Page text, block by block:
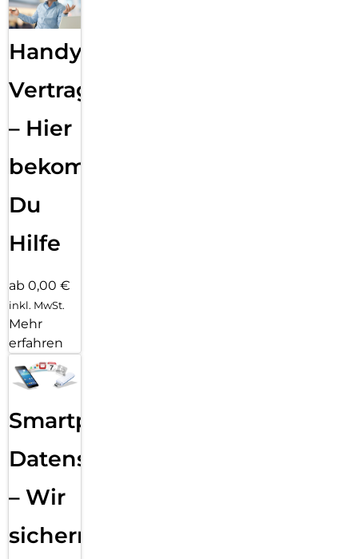
Handy
Vertragsabwicklung
– Hier
bekommst
Du
Hilfe
ab 0,00 €
inkl. MwSt.
Mehr
erfahren
Smartphone
Datensicherung
– Wir
sichern